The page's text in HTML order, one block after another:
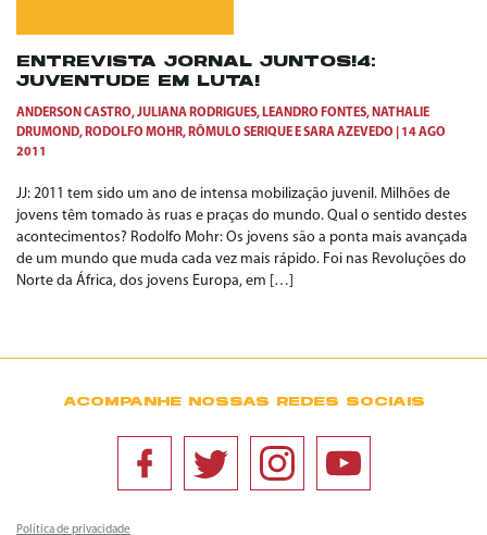
ENTREVISTA JORNAL JUNTOS!4:
JUVENTUDE EM LUTA!
ANDERSON CASTRO,JULIANA RODRIGUES, LEANDRO FONTES, NATHALIE
DRUMOND, RODOLFO MOHR, RÔMULO SERIQUE ESARA AZEVEDO
14 AGO
2011
JJ: 2011 tem sido um ano de intensa mobilização juvenil. Milhões de
jovens têm tomado às ruas e praças do mundo. Qual o sentido destes
acontecimentos? Rodolfo Mohr: Os jovens são a ponta mais avançada
de um mundo que muda cada vez mais rápido. Foi nas Revoluções do
Norte da África, dos jovens Europa, em […]
ACOMPANHE NOSSAS REDES SOCIAIS
Política de privacidade